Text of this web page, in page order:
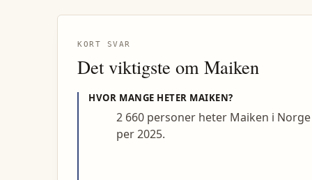
KORT SVAR
Det viktigste om Maiken
HVOR MANGE HETER MAIKEN?
2 660 personer heter Maiken i Norge
per 2025.